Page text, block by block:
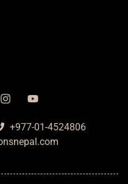
+977-01-4524806